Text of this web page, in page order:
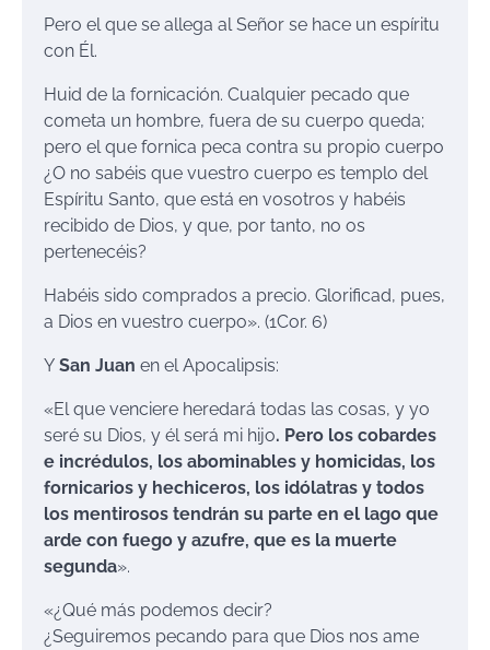
Pero el que se allega al Señor se hace un espíritu
con Él.
Huid de la fornicación. Cualquier pecado que
cometa un hombre, fuera de su cuerpo queda;
pero el que fornica peca contra su propio cuerpo
¿O no sabéis que vuestro cuerpo es templo del
Espíritu Santo, que está en vosotros y habéis
recibido de Dios, y que, por tanto, no os
pertenecéis?
Habéis sido comprados a precio. Glorificad, pues,
a Dios en vuestro cuerpo». (1Cor. 6)
Y San Juan en el Apocalipsis:
«El que venciere heredará todas las cosas, y yo
seré su Dios, y él será mi hijo. Pero los cobardes
e incrédulos, los abominables y homicidas, los
fornicarios y hechiceros, los idólatras y todos
los mentirosos tendrán su parte en el lago que
arde con fuego y azufre, que es la muerte
segunda».
«¿Qué más podemos decir?
¿Seguiremos pecando para que Dios nos ame